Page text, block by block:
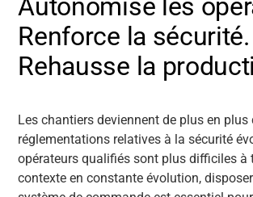
Autonomise les
Renforce la sécurité.
Rehausse la
Les chantiers deviennent de plus en plus
réglementations relatives à la sécurité
opérateurs qualifiés sont plus difficiles à
contexte en constante évolution,